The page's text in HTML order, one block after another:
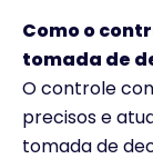
Como o
tomada de
O controle
precisos e
tomada de